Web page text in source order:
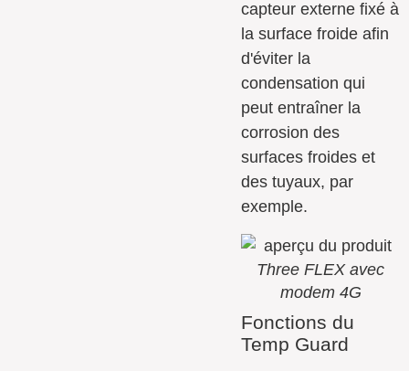
capteur externe fixé à
la surface froide afin
d'éviter la
condensation qui
peut entraîner la
corrosion des
surfaces froides et
des tuyaux, par
exemple.
Three FLEX avec
modem 4G
Fonctions du
Temp Guard